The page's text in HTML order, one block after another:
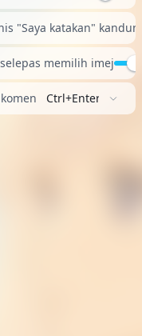
"Saya katakan"
memilih imej
Ctrl+Enter